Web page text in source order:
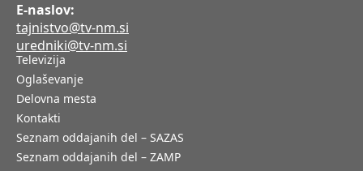
E-naslov:
tajnistvo@tv-nm.si
uredniki@tv-nm.si
Televizija
Oglaševanje
Delovna mesta
Kontakti
Seznam oddajanih del – SAZAS
Seznam oddajanih del – ZAMP